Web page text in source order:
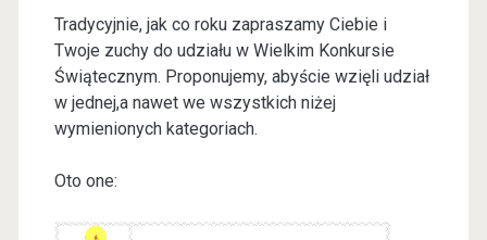
Tradycyjnie, jak co roku zapraszamy Ciebie i
Twoje zuchy do udziału w Wielkim Konkursie
Świątecznym. Proponujemy, abyście wzięli udział
w jednej,a nawet we wszystkich niżej
wymienionych kategoriach.
Oto one: